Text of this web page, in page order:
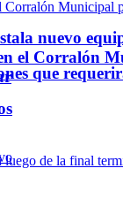
nuevo
que
el Corralón